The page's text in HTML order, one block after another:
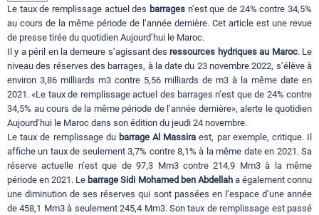
Contact
Le taux de remplissage actuel des barrages n’est que de 24% contre 34,5%
au cours de la même période de l’année dernière. Cet article est une revue
de presse tirée du quotidien Aujourd’hui le Maroc.
Il y a péril en la demeure s’agissant desressources hydriques au Maroc. Le
niveau des réserves des barrages, à la date du 23 novembre 2022, s’élève à
environ 3,86 milliards m3 contre 5,56 milliards de m3 à la même date en
2021. «Le taux de remplissage actuel des barrages n’est que de 24% contre
34,5% au cours de la même période de l’année dernière», alerte le quotidien
Aujourd’hui le Maroc dans son édition du jeudi 24 novembre.
Le taux de remplissage du barrage Al Massira est, par exemple, critique. Il
affiche un taux de seulement 3,7% contre 8,1% à la même date en 2021. Sa
réserve actuelle n’est que de 97,3 Mm3 contre 214,9 Mm3 à la même
période en 2021. Le barrage Sidi Mohamed ben Abdellaha également connu
une diminution de ses réserves qui sont passées en l’espace d’une année
de 458,1 Mm3 à seulement 245,4 Mm3. Son taux de remplissage est passé